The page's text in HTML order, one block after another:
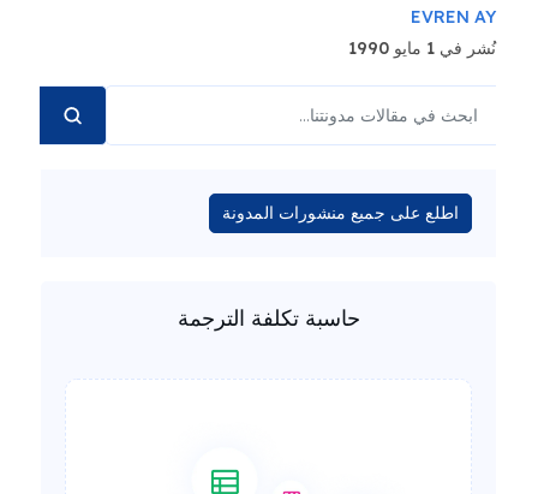
EVREN AY
نُشر في 1 مايو 1990
اطلع على جميع منشورات المدونة
حاسبة تكلفة الترجمة